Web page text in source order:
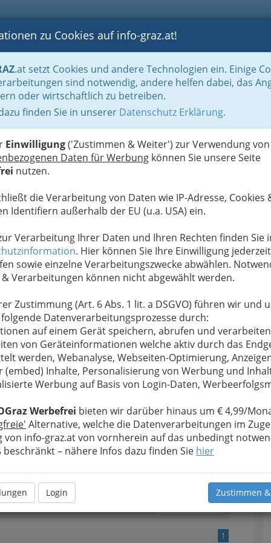
BLOGS FOTOS GASTRONOMIE BRANCHEN
zu Cookies auf info-graz.at!
.at setzt Cookies und andere Technologien ein. Einige
sind notwendig, andere helfen dabei, das
oder wirtschaftlich zu betreiben.
finden Sie in unserer Datenschutz Erklärung.
Einwilligung('Zustimmen & Weiter') zur Verwendung von
Daten für Werbung können Sie unsere Seite
nutzen.
die Verarbeitung von Daten wie IP-Adresse, Cookies
Identifiern außerhalb der EU (u.a. USA) ein.
Verarbeitung Ihrer Daten und Ihren Rechten finden Sie
. Hier können Sie Ihre Einwilligung jederzeit
sowie einzelne Verarbeitungszwecke abwählen.
& Verarbeitungen können nicht abgewählt werden.
Zustimmung (Art. 6 Abs. 1 lit. a DSGVO) führen wir und
Datenverarbeitungsprozesse durch:
auf einem Gerät speichern, abrufen und
von Geräteinformationen welche aktiv durch das
werden, Webanalyse, Webseiten-Optimierung,
(embed) Inhalte, Personalisierung von Werbung und
Werbung auf Basis von Login-Daten,
Werbefrei bieten wir darüber hinaus um € 4,99/
Alternative, welche die Datenverarbeitungen im
von info-graz.at von vornherein auf das unbedingt
beschränkt – nähere Infos dazu finden Sie hier
Login Zustimmen
h oder später als 2:00 Uhr geöffnet
am späten Abend. Nach
um Mitternacht?
und Gasthaus in der
auch um Mitternacht
An sich nicht als Wichtigstes hier –
immer eine Alternative zum
Hungern.
sind in der
nahezu ohne
die Uhrfür
plötzlichen
man "tafeln"
neben
gibt es eine
und ihrer
noch mehr
auch direkt
Alle Bezirke
1